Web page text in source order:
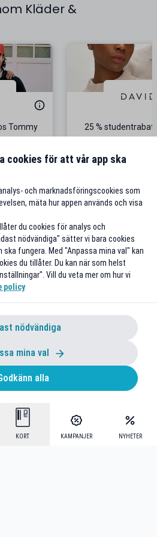
KORT KAMPANJER NYHETER
Kläder &
Tommy
pris
25 %
cookies för att vår app ska
och marknadsföringscookies som
mäta hur appen används och visa
du cookies för analys och
nödvändiga" sätter vi bara cookies
fungera. Med "Anpassa mina val" kan
du tillåter. Du kan när som helst
Vill du veta mer om hur vi
policy
nödvändiga
mina val
alla